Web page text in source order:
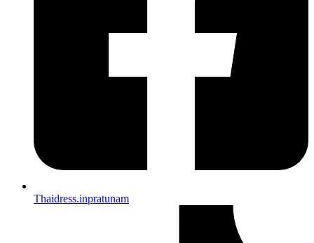
Thaidress.inpratunam